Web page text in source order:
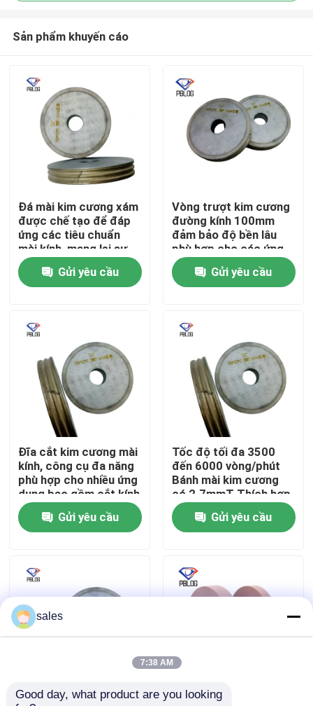
Về chúng tôi
Tham quan nhà máy
Kiểm soát chất lượng
Liên hệ chúng tôi
Tin tức
Yêu cầu báo giá
Đá mài mạ điện
Sản phẩm khuyến cáo
Đá mài kim cương xám
được chế tạo để đáp
ứng các tiêu chuẩn
mài kính, mang lại sự
phân bố hạt đồng đều
và độ bền cao.
Gửi yêu cầu
Vòng trượt kim cương
đường kính 100mm
đảm bảo độ bền lâu
phù hợp cho các ứng
dụng kỹ thuật chính
xác
Gửi yêu cầu
Đĩa cắt kim cương mài
kính, công cụ đa năng
phù hợp cho nhiều ứng
dụng bao gồm cắt kính
và đá
Gửi yêu cầu
Tốc độ tối đa 3500
đến 6000 vòng/phút
Bánh mài kim cương
có 2.7mmT Thích hợp
cho công nghiệp
Gửi yêu cầu
Gray nghiền kim cương
Arbor Hole 30mm
sales
7:38 AM
Good day, what product are you looking